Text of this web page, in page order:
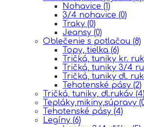
Nohavice (1)
3/4 nohavice (0)
Traky (0)
Jeansy (0)
Oblečenie s potlačou (8)
Topy, tielka (6)
Tričká, tuniky kr.
Tričká, tuniky 3/4
Tričká, tuniky dl.
Tehotenské pásy (2)
Tričká, tuniky, dl.rukáv (4)
Tepláky,mikiny,súpravy
Tehotenské pásy (4)
Legíny (6)